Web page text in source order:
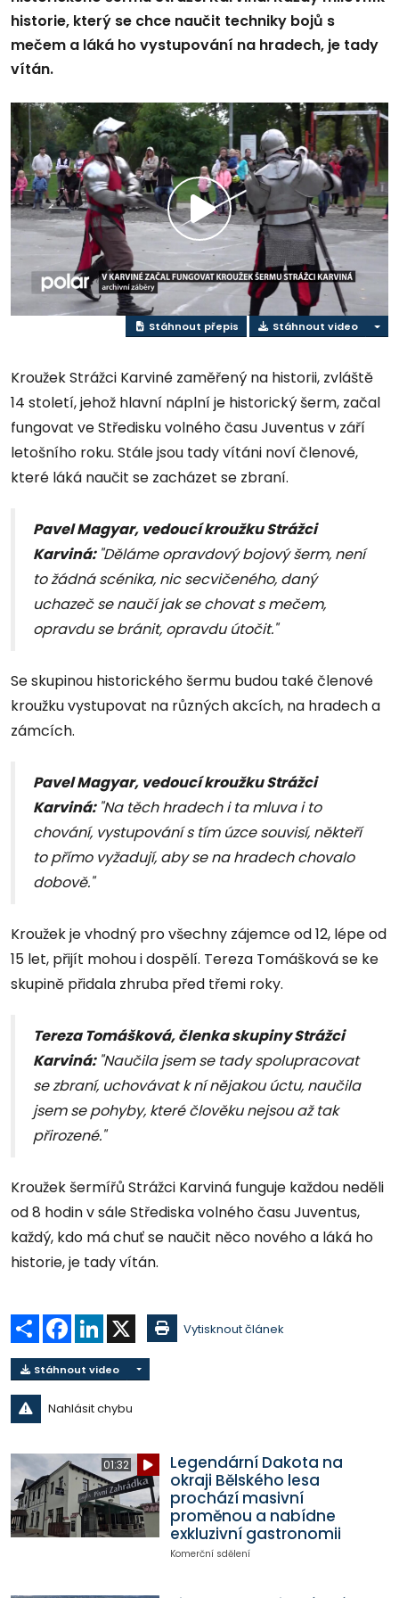
historie, který se chce naučit techniky bojů s
mečem a láká ho vystupování na hradech, je tady
vítán.
Přehrát
video
Stáhnout přepis Stáhnout video
Kroužek Strážci Karviné zaměřený na historii, zvláště
14 století, jehož hlavní náplní je historický šerm, začal
fungovat ve Středisku volného času Juventus v září
letošního roku. Stále jsou tady vítáni noví členové,
které láká naučit se zacházet se zbraní.
Pavel Magyar, vedoucí kroužku Strážci
Karviná: "Děláme opravdový bojový šerm, není
to žádná scénika, nic secvičeného, daný
uchazeč se naučí jak se chovat s mečem,
opravdu se bránit, opravdu útočit."
Se skupinou historického šermu budou také členové
kroužku vystupovat na různých akcích, na hradech a
zámcích.
Pavel Magyar, vedoucí kroužku Strážci
Karviná: "Na těch hradech i ta mluva i to
chování, vystupování s tím úzce souvisí, někteří
to přímo vyžadují, aby se na hradech chovalo
dobově."
Kroužek je vhodný pro všechny zájemce od 12, lépe od
15 let, přijít mohou i dospělí. Tereza Tomášková se ke
skupině přidala zhruba před třemi roky.
Tereza Tomášková, členka skupiny Strážci
Karviná: "Naučila jsem se tady spolupracovat
se zbraní, uchovávat k ní nějakou úctu, naučila
jsem se pohyby, které člověku nejsou až tak
přirozené."
Kroužek šermířů Strážci Karviná funguje každou neděli
od 8 hodin v sále Střediska volného času Juventus,
každý, kdo má chuť se naučit něco nového a láká ho
historie, je tady vítán.
Sdílet Facebook
LinkedIn Vytisknout článek
Stáhnout video
Nahlásit chybu
01:32
Legendární Dakota na
okraji Bělského lesa
prochází masivní
proměnou a nabídne
exkluzivní gastronomii
Komerční sdělení